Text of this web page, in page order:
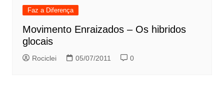
Faz a Diferença
Movimento Enraizados – Os hibridos
glocais
Rociclei 05/07/2011 0